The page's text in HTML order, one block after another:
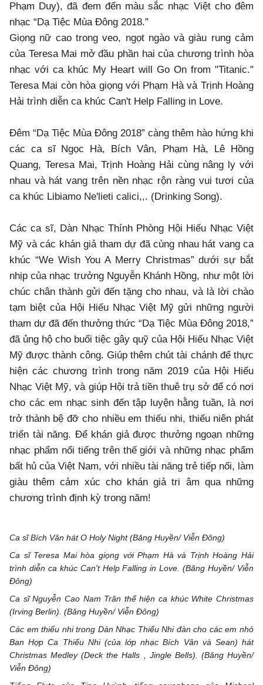
Phạm Duy), đã đem đến màu sắc nhạc Việt cho đêm
nhạc “Dạ Tiệc Mùa Đông 2018.”
Giọng nữ cao trong veo, ngọt ngào và giàu rung cảm
của Teresa Mai mở đầu phần hai của chương trình hòa
nhạc với ca khúc My Heart will Go On from "Titanic."
Teresa Mai còn hòa giọng với Phạm Hà và Trịnh Hoàng
Hải trình diễn ca khúc Can't Help Falling in Love.
Đêm “Dạ Tiệc Mùa Đông 2018” càng thêm hào hứng khi
các ca sĩ Ngọc Hà, Bích Vân, Phạm Hà, Lê Hồng
Quang, Teresa Mai, Trịnh Hoàng Hải cùng nâng ly với
nhau và hát vang trên nền nhạc rộn ràng vui tươi của
ca khúc Libiamo Ne'lieti calici,,. (Drinking Song).
Các ca sĩ, Dàn Nhạc Thính Phòng Hội Hiếu Nhạc Việt
Mỹ và các khán giả tham dự đã cùng nhau hát vang ca
khúc “We Wish You A Merry Christmas” dưới sự bắt
nhịp của nhạc trưởng Nguyễn Khánh Hồng, như một lời
chúc chân thành gửi đến tặng cho nhau, và là lời chào
tạm biệt của Hội Hiếu Nhạc Việt Mỹ gửi những người
tham dự đã đến thưởng thức “Dạ Tiệc Mùa Đông 2018,”
đã ủng hộ cho buổi tiệc gây quỹ của Hội Hiếu Nhạc Việt
Mỹ được thành công. Giúp thêm chút tài chánh để thực
hiện các chương trình trong năm 2019 của Hội Hiếu
Nhạc Việt Mỹ, và giúp Hội trả tiền thuê trụ sở để có nơi
cho các em nhạc sinh đến tập luyện hằng tuần, là nơi
trở thành bệ đỡ cho nhiều em thiếu nhi, thiếu niên phát
triển tài năng. Để khán giả được thưởng ngoạn những
nhạc phẩm nổi tiếng trên thế giới và những nhạc phẩm
bất hủ của Việt Nam, với nhiều tài năng trẻ tiếp nối, làm
giàu thêm cảm xúc cho khán giả tri âm qua những
chương trình định kỳ trong năm!
Ca sĩ Bích Vân hát O Holy Night (Băng Huyền/ Viễn Đông)
Ca sĩ Teresa Mai hòa giọng với Phạm Hà và Trịnh Hoàng Hải
trình diễn ca khúc Can't Help Falling in Love. (Băng Huyền/ Viễn
Đông)
Ca sĩ Nguyễn Cao Nam Trân thể hiện ca khúc White Christmas
(Irving Berlin). (Băng Huyền/ Viễn Đông)
Các em thiếu nhi trong Dàn Nhạc Thiếu Nhi đàn cho các em nhỏ
Ban Hợp Ca Thiếu Nhi (của lớp nhạc Bích Vân và Sean) hát
Christmas Medley (Deck the Halls , Jingle Bells). (Băng Huyền/
Viễn Đông)